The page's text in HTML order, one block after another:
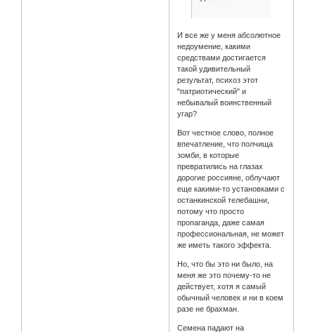
И все же у меня абсолютное
недоумение, какими
средствами достигается
такой удивительный
результат, психоз этот
"патриотический" и
небывалый воинственный
угар?
Вот честное слово, полное
впечатление, что полчища
зомби, в которые
превратились на глазах
дорогие россияне, облучают
еще какими-то установками с
останкинской телебашни,
потому что просто
пропаганда, даже самая
профессиональная, не может
же иметь такого эффекта.
Но, что бы это ни было, на
меня же это почему-то не
действует, хотя я самый
обычный человек и ни в коем
разе не брахман.
Семена падают на